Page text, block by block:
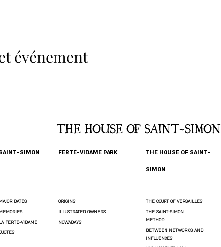
événement
THE HOUSE OF SAINT-SIMON
SAINT-SIMON FERTÉ-VIDAME PARK
MAJOR DATES
MEMORIES
LA FERTÉ-VIDAME
ORIGINS
ILLUSTRATED OWNERS
NOWADAYS
THE HOUSE OF SAINT-
SIMON
THE COURT OF VERSAILLES
THE SAINT-SIMON
METHOD
BETWEEN NETWORKS AND
INFLUENCES